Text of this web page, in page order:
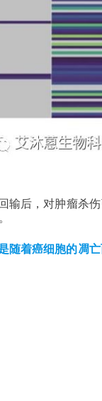
输后，对肿瘤杀
随着癌细胞的凋